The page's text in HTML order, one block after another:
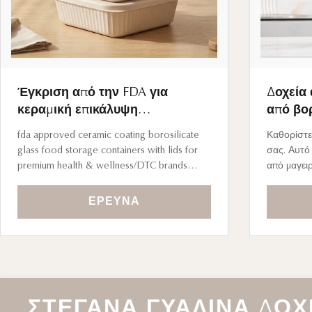
Έγκριση από την FDA για
κεραμική επικάλυψη
βροσιλικωμένου γυαλιού
Συσκευάσματα αποθήκευσης
τροφίμων με κάλυμμα για
ευεξίας / DTC
fda approved ceramic coating borosilicate
glass food storage containers with lids for
premium health & wellness/DTC brands
borosilicate glass food storage containers
ΈΡΕΥΝΑ
από
σας. Αυτό
από